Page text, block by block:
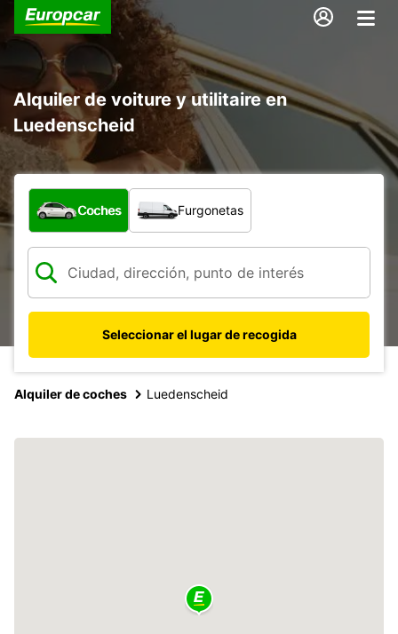
Alquiler de voiture y utilitaire en
Luedenscheid
¿Qué tipo de vehículo?
Coches Furgonetas
Seleccionar el lugar de recogida
Alquiler de coches Luedenscheid